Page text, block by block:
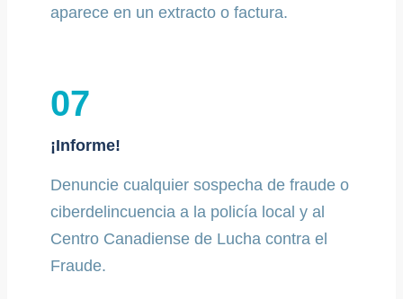
aparece en un extracto o factura.
07
¡Informe!
Denuncie cualquier sospecha de fraude o
ciberdelincuencia a la policía local y al
Centro Canadiense de Lucha contra el
Fraude.